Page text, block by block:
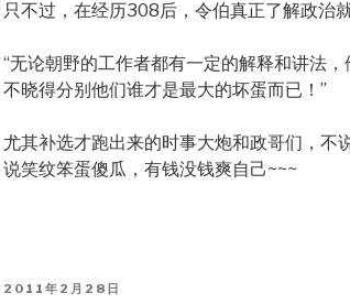
只不过，在经历308后，令伯真正了解政治就
“无论朝野的工作者都有一定的解释和讲法
不晓得分别他们谁才是最大的坏蛋而已！”
尤其补选才跑出来的时事大炮和政哥们，不
说笑纹笨蛋傻瓜，有钱没钱爽自己~~~
POSTED
2011年2月28日